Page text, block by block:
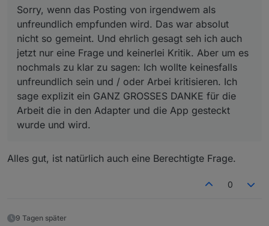
unfreundlich empfunden wird. Das war absolut nicht
so gemeint. Und ehrlich gesagt seh ich auch jetzt
nur eine Frage und keinerlei Kritik. Aber um es
nochmals zu klar zu sagen: Ich wollte keinesfalls
unfreundlich sein und / oder Arbei kritisieren. Ich
sage explizit ein GANZ GROSSES DANKE für die
Arbeit die in den Adapter und die App gesteckt
wurde und wird.
Aber um es nochmal auszusprechen:
Es gibt nur eine Verbindung zwischen deinem
Handy und dem Adapter, der einen Port an
deinem iobroker öffnet. Diesen kannst du noch
wahlweise per AES oder zertifikatsbasiert
verschlüsseln. Nicht nur absolut
datenschutzfreundlich, sondern auch super
schnell und ohne delay :)
DANKE für die Klarstellung. Ja hätt ich an Hand der
als Beispiel angegebenen IPs (10.x.x.x) sehen
können. Sorry.
Sorry, wenn das Posting von irgendwem als
unfreundlich empfunden wird. Das war absolut
nicht so gemeint. Und ehrlich gesagt seh ich auch
jetzt nur eine Frage und keinerlei Kritik. Aber um es
nochmals zu klar zu sagen: Ich wollte keinesfalls
unfreundlich sein und / oder Arbei kritisieren. Ich
sage explizit ein GANZ GROSSES DANKE für die
Arbeit die in den Adapter und die App gesteckt
wurde und wird.
Alles gut, ist natürlich auch eine Berechtigte Frage.
0
9 Tagen später